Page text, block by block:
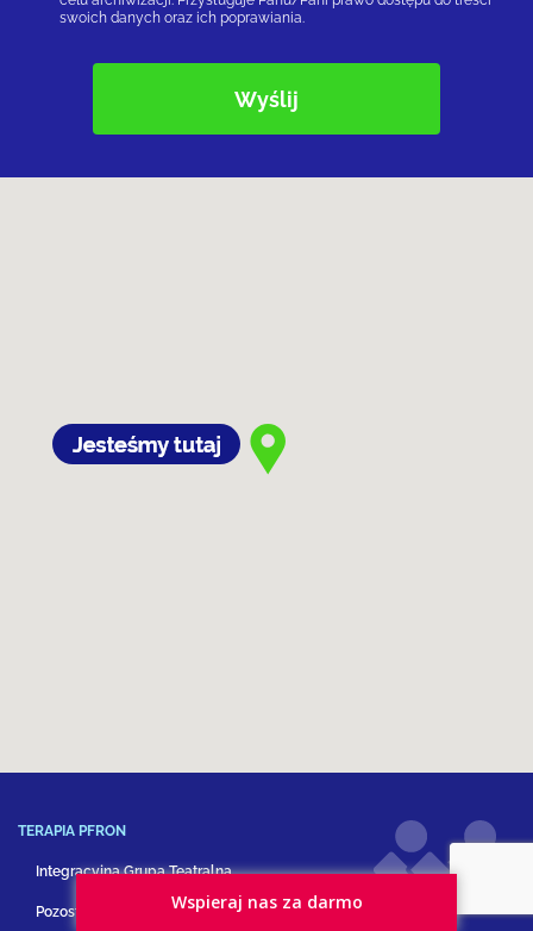
swoich danych oraz ich poprawiania.
TERAPIA PFRON
Integracyjna Grupa Teatralna
Pozostałe formy terapiiWspieraj nas za darmo